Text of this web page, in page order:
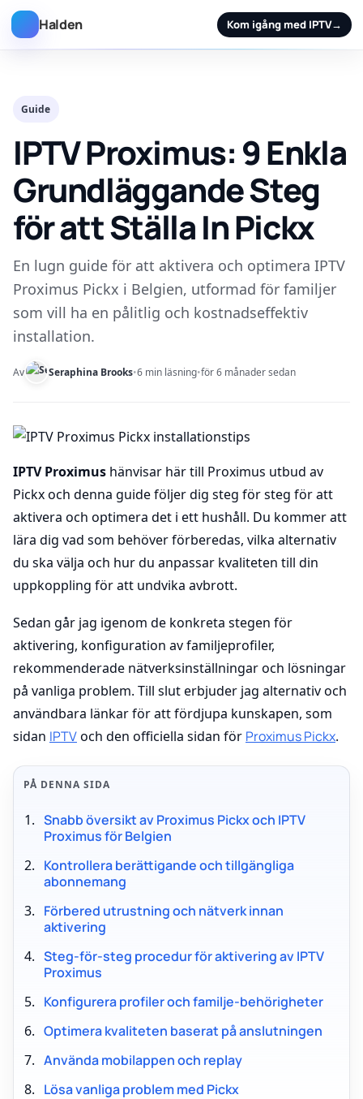
Halden Kom igång med IPTV→
Guide
IPTV Proximus: 9 Enkla
Grundläggande Steg
för att Ställa In Pickx
En lugn guide för att aktivera och optimera IPTV
Proximus Pickx i Belgien, utformad för familjer
som vill ha en pålitlig och kostnadseffektiv
installation.
Av Seraphina Brooks•6 min läsning•för 6 månader sedan
IPTV Proximus hänvisar här till Proximus utbud av
Pickx och denna guide följer dig steg för steg för att
aktivera och optimera det i ett hushåll. Du kommer att
lära dig vad som behöver förberedas, vilka alternativ
du ska välja och hur du anpassar kvaliteten till din
uppkoppling för att undvika avbrott.
Sedan går jag igenom de konkreta stegen för
aktivering, konfiguration av familjeprofiler,
rekommenderade nätverksinställningar och lösningar
på vanliga problem. Till slut erbjuder jag alternativ och
användbara länkar för att fördjupa kunskapen, som
sidan IPTVoch den officiella sidan för Proximus Pickx.
PÅ DENNA SIDA
Snabb översikt av Proximus Pickx och IPTV
Proximus för Belgien
Kontrollera berättigande och tillgängliga
abonnemang
Förbered utrustning och nätverk innan
aktivering
Steg-för-steg procedur för aktivering av IPTV
Proximus
Konfigurera profiler och familje-behörigheter
Optimera kvaliteten baserat på anslutningen
Använda mobilappen och replay
Lösa vanliga problem med Pickx